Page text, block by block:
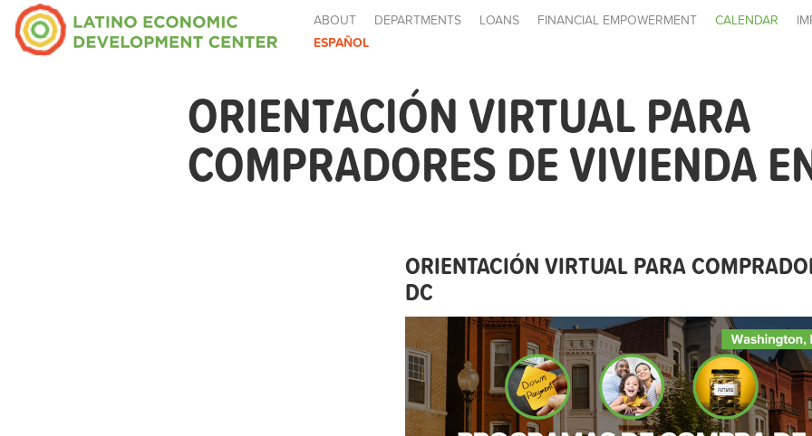
ABOUT DEPARTMENTS LOANS FINANCIAL EMPOWERMENT CALENDAR
ESPAÑOL
ORIENTACIÓN VIRTUAL PARA
COMPRADORES DE VIVIENDA
ORIENTACIÓN VIRTUAL PARA
DC